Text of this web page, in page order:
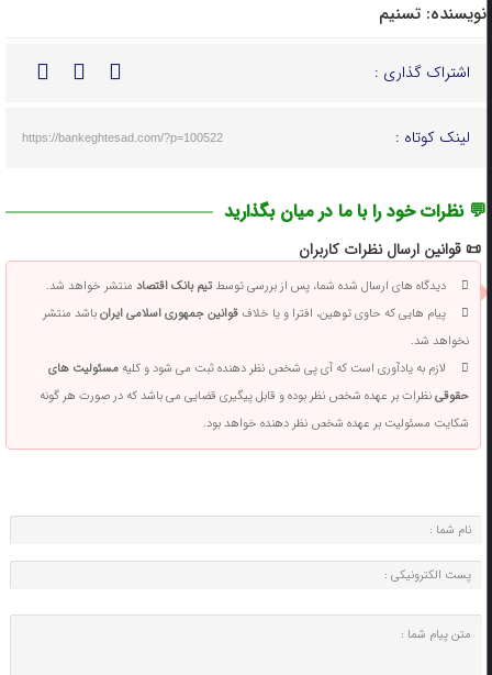
نویسنده: تسنیم
اشتراک گذاری :
لینک کوتاه : https://bankeghtesad.com/?p=100522
💬 نظرات خود را با ما در میان بگذارید
📜 قوانین ارسال نظرات کاربران
دیدگاه های ارسال شده شما، پس از بررسی توسطتیم بانک اقتصادمنتشر خواهد شد.
پیام هایی که حاوی توهین، افترا و یا خلافقوانین جمهوری اسلامی ایرانباشد منتشر
نخواهد شد.
لازم به یادآوری است که آی پی شخص نظر دهنده ثبت می شود و کلیهمسئولیت های
حقوقینظرات بر عهده شخص نظر بوده و قابل پیگیری قضایی می باشد که در صورت هر گونه
شکایت مسئولیت بر عهده شخص نظر دهنده خواهد بود.